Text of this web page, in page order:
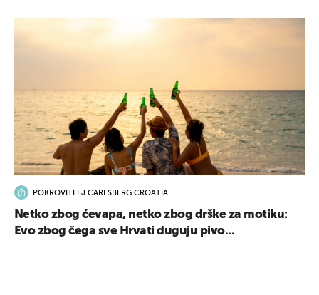
POKROVITELJ CARLSBERG CROATIA
Netko zbog ćevapa, netko zbog drške za motiku:
Evo zbog čega sve Hrvati duguju pivo...